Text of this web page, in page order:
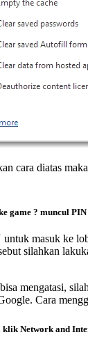
cara diatas
game ? muncul PIN
masuk ke
silahkan
mengatasi,
Cara
klik Network and